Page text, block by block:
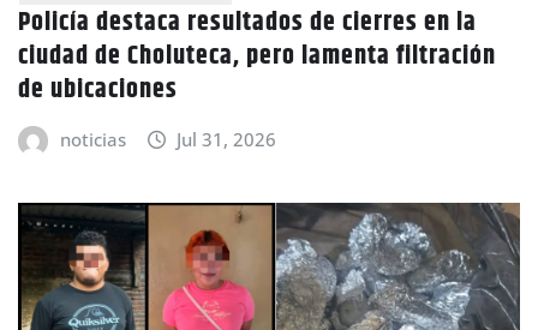
Policía destaca resultados de cierres en la
ciudad de Choluteca, pero lamenta filtración
de ubicaciones
noticias Jul 31, 2026